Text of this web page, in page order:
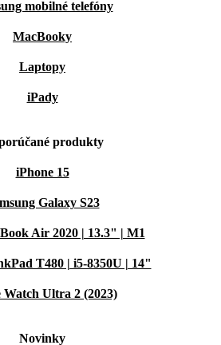
mobilné telefóny
MacBooky
Laptopy
iPady
produkty
iPhone 15
Galaxy S23
Air 2020 | 13.3" | M1
T480 | i5-8350U | 14"
Watch Ultra 2 (2023)
Novinky